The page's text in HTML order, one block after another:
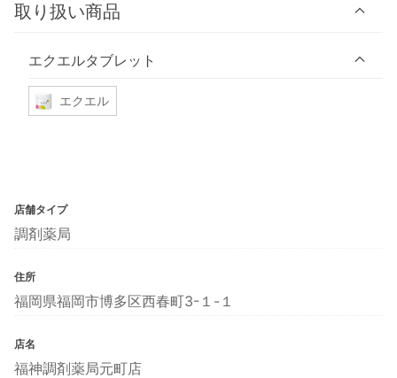
取り扱い商品
エクエルタブレット
エクエル
店舗タイプ
調剤薬局
住所
福岡県福岡市博多区西春町3-１-１
店名
福神調剤薬局元町店